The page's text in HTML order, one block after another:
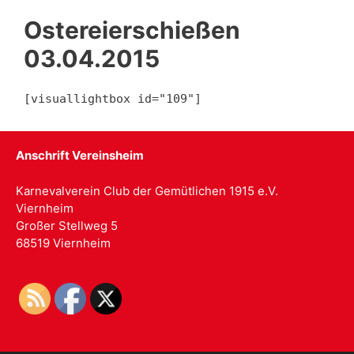
Ostereierschießen
03.04.2015
[visuallightbox id="109"]
Anschrift Vereinsheim
Karnevalverein Club der Gemütlichen 1915 e.V.
Viernheim
Großer Stellweg 5
68519 Viernheim